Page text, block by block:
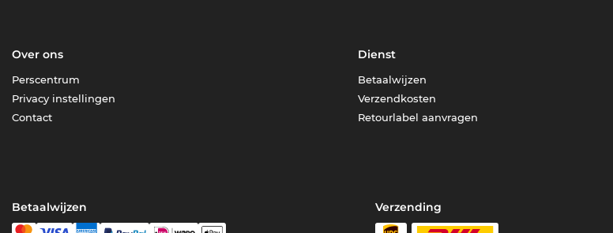
Over ons
Perscentrum
Privacy instellingen
Contact
Dienst
Betaalwijzen
Verzendkosten
Retourlabel aanvragen
Betaalwijzen Verzending